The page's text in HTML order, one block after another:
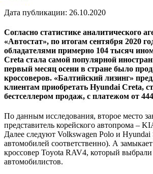
Дата публикации: 26.10.2020
Согласно статистике аналитического
«Автостат», по итогам сентября 2020
обладателями примерно 104 тысяч
Creta стала самой популярной
первый месяц осени в стране было
кроссоверов. «Балтийский лизинг»
клиентам приобретать Hyundai Creta,
бестселлером продаж, с платежом от
По данным исследования, второе место
представитель корейского автопрома –
Далее следуют Volkswagen Polo и Hyundai
автомобилей соответственно). А
кроссовер Toyota RAV4, который
автомобилистов.